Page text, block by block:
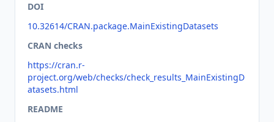
DOI
10.32614/CRAN.package.MainExistingDatasets
CRAN checks
https://cran.r-
project.org/web/checks/check_results_MainExistingD
atasets.html
README